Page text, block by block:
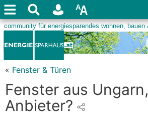
« Fenster & Türen
Fenster aus Ungarn,
Anbieter?